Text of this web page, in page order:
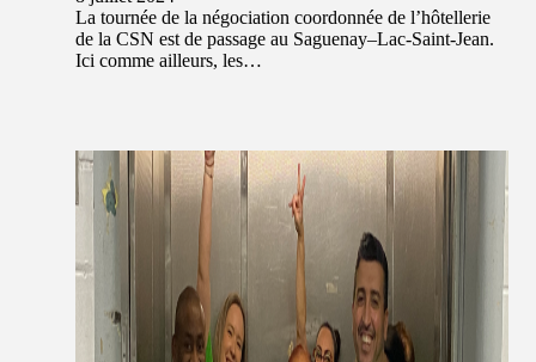
La tournée de la négociation coordonnée de l’hôtellerie
de la CSN est de passage au Saguenay–Lac-Saint-Jean.
Ici comme ailleurs, les…